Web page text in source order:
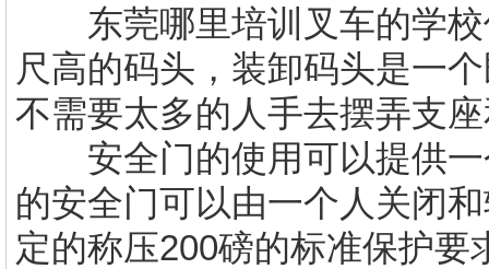
东莞哪里培训叉车的学校
尺高的码头，装卸码头是一
不需要太多的人手去摆弄支
安全门的使用可以提供一
的安全门可以由一个人关闭
定的称压200磅的标准保护要